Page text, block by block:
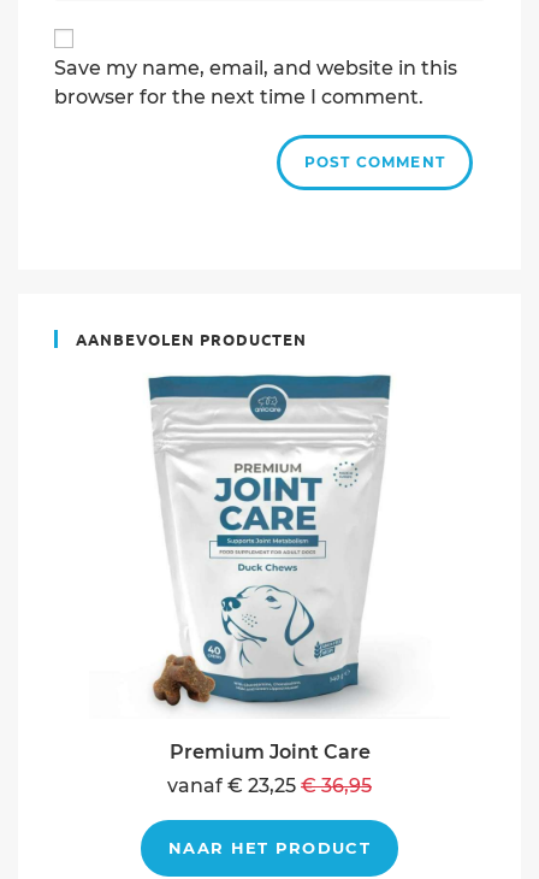
to
comment
Save my name, email, and website in this
browser for the next time I comment.
AANBEVOLEN PRODUCTEN
Premium Joint Care
vanaf € 23,25 € 36,95
NAAR HET PRODUCT